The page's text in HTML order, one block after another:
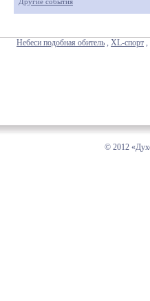
Небеси подобная обитель , XL-спорт ,
© 2012